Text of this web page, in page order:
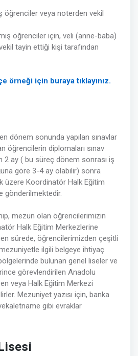
öğrenciler veya noterden vekil
öğrenciler için, veli (anne-baba)
tayin ettiği kişi tarafından
örneği için buraya tıklayınız.
dönem sonunda yapılan sınavlar
öğrencilerin diplomaları sınav
2 ay ( bu süreç dönem sonrası iş
göre 3-4 ay olabilir) sonra
üzere Koordinatör Halk Eğitim
gönderilmektedir.
mezun olan öğrencilerimizin
Halk Eğitim Merkezlerine
sürede, öğrencilerimizden çeşitli
ilgili belgeye ihtiyaç
bulunan genel liseler ve
görevlendirilen Anadolu
veya Halk Eğitim Merkezi
Mezuniyet yazısı için, banka
gibi evraklar